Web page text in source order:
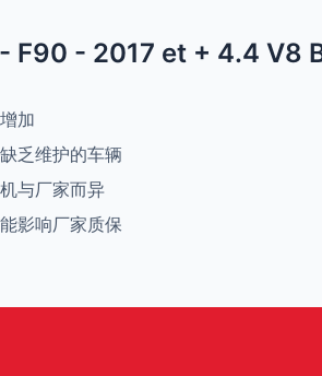
F90 - 2017 et + 4.4 V8
加
乏维护的车辆
与厂家而异
影响厂家质保